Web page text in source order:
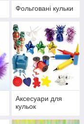
Фольговані кульки
Аксесуари для
кульок